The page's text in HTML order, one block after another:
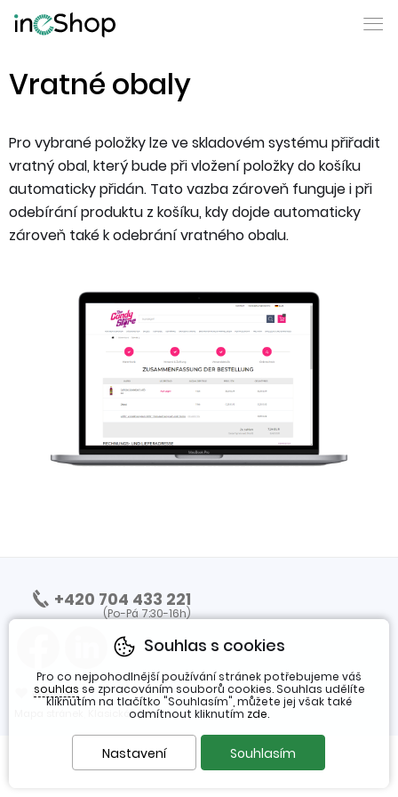
Vratné obaly
Pro vybrané položky lze ve skladovém systému přiřadit
vratný obal, který bude při vložení položky do košíku
automaticky přidán. Tato vazba zároveň funguje i při
odebírání produktu z košíku, kdy dojde automaticky
zároveň také k odebrání vratného obalu.
+420 704 433 221
(Po-Pá 7:30-16h)
ineShop
Klasická verze
Souhlas s cookies
Pro co nejpohodlnější používání stránek potřebujeme váš
souhlas se zpracováním souborů cookies. Souhlas udělíte
kliknutím na tlačítko "Souhlasím", můžete jej však také
odmítnout kliknutím zde.
Nastavení Souhlasím